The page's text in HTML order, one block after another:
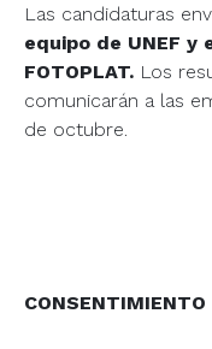
Las candidaturas
equipo de UNEF y
FOTOPLAT. Los
comunicarán a las
de octubre.
CONSENTIMIENTO